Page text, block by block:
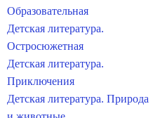
Образовательная
Детская литература.
Остросюжетная
Детская литература.
Приключения
Детская литература. Природа